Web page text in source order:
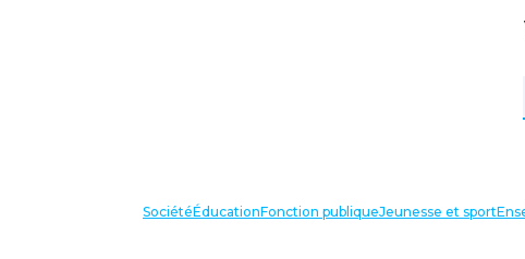
SociétéÉducationFonction publiqueJeunesse et sport